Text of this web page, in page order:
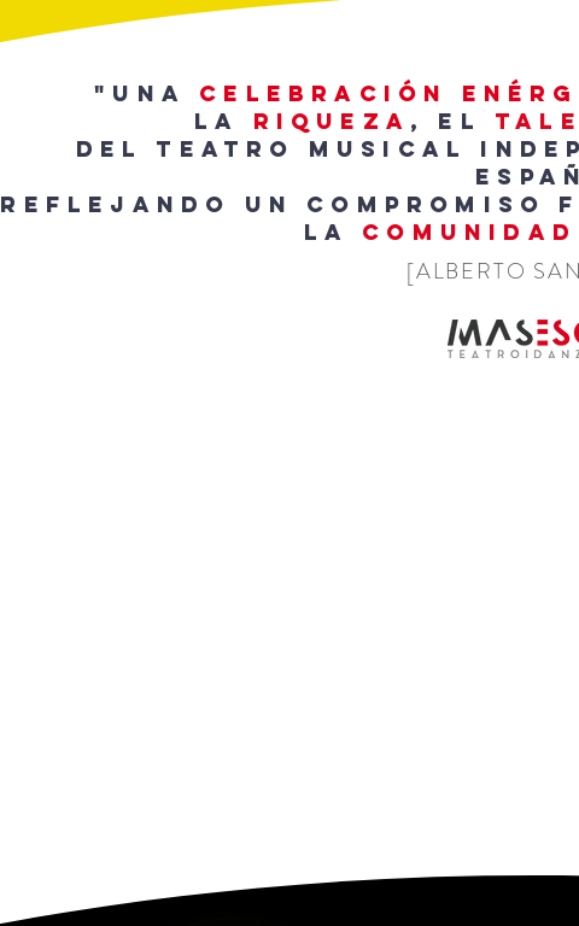
"una celebración
la riqueza , el
del teatro musical
reflejando un compromiso
la
[ALBERTO